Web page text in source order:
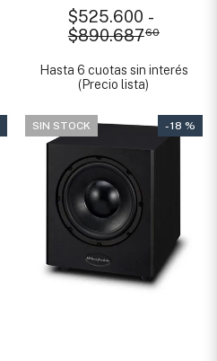
$525.600 -
$890.68760
Hasta 6 cuotas sin interés
(Precio lista)
SIN STOCK - 18 %